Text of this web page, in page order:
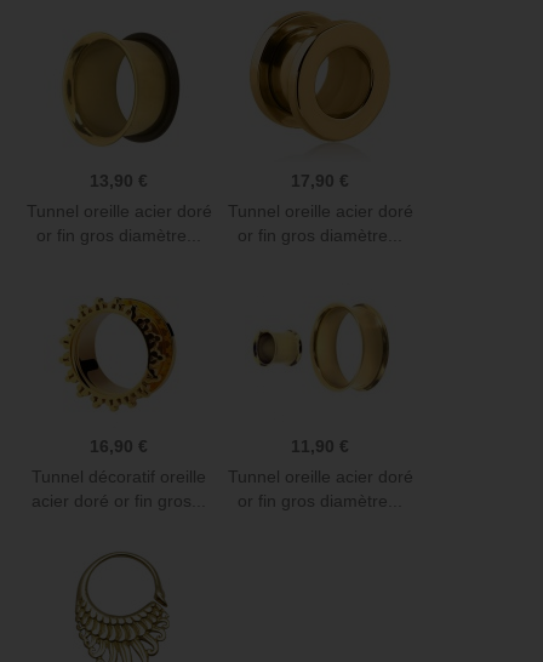
13,90 €
Tunnel oreille acier doré
or fin gros diamètre...
17,90 €
Tunnel oreille acier doré
or fin gros diamètre...
16,90 €
Tunnel décoratif oreille
acier doré or fin gros...
11,90 €
Tunnel oreille acier doré
or fin gros diamètre...